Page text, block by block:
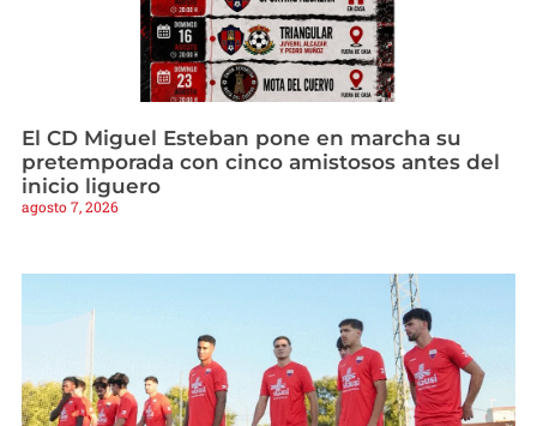
El CD Miguel Esteban pone en marcha su
pretemporada con cinco amistosos antes del
inicio liguero
agosto 7, 2026